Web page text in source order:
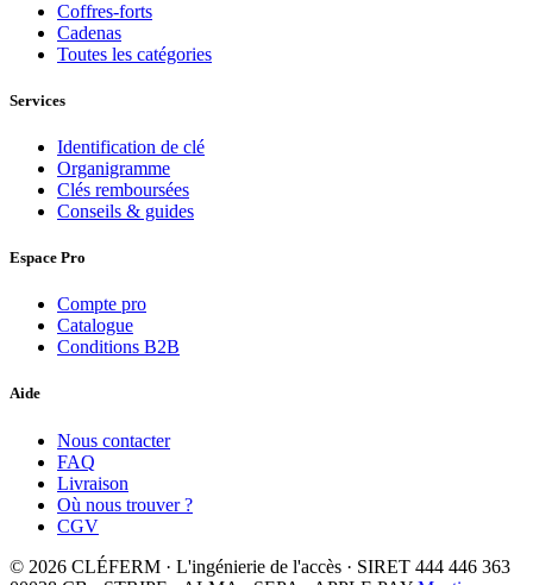
Coffres-forts
Cadenas
Toutes les catégories
Services
Identification de clé
Organigramme
Clés remboursées
Conseils & guides
Espace Pro
Compte pro
Catalogue
Conditions B2B
Aide
Nous contacter
FAQ
Livraison
Où nous trouver ?
CGV
© 2026 CLÉFERM · L'ingénierie de l'accès · SIRET 444 446 363